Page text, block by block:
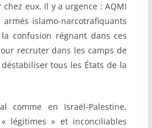
chez eux. Il y a urgence : AQMI
islamo-narcotrafiquants
confusion régnant dans ces
recruter dans les camps de
tous les États de la
comme en Israël-Palestine,
légitimes » et inconciliables